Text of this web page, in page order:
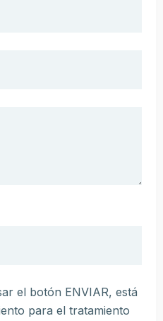
el botón ENVIAR, está
para el tratamiento